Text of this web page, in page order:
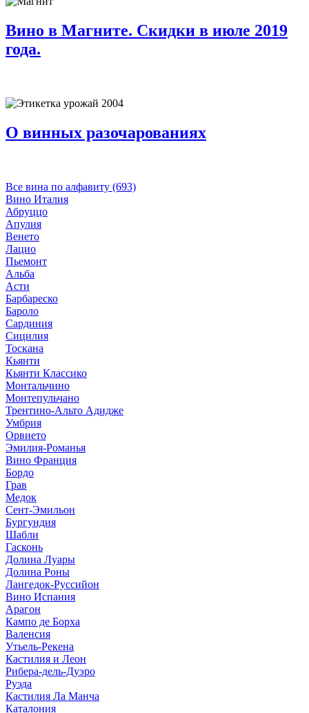
Вино в Магните. Скидки в июле 2019
года.
О винных разочарованиях
Все вина по алфавиту (693)
Вино Италия
Абруццо
Апулия
Венето
Лацио
Пьемонт
Альба
Асти
Барбареско
Бароло
Сардиния
Сицилия
Тоскана
Кьянти
Кьянти Классико
Монтальчино
Монтепульчано
Трентино-Альто Адидже
Умбрия
Орвието
Эмилия-Романья
Вино Франция
Бордо
Грав
Медок
Сент-Эмильон
Бургундия
Шабли
Гасконь
Долина Луары
Долина Роны
Лангедок-Руссийон
Вино Испания
Арагон
Кампо де Борха
Валенсия
Утьель-Рекена
Кастилия и Леон
Рибера-дель-Дуэро
Руэда
Кастилия Ла Манча
Каталония